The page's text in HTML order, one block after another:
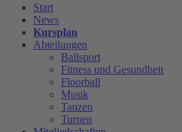
Start
News
Kursplan
Abteilungen
Ballsport
Fitness und Gesundheit
Floorball
Musik
Tanzen
Turnen